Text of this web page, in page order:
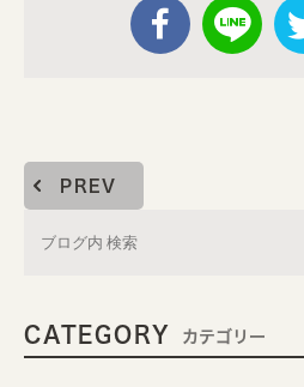
PREV
CATEGORY カテゴリー